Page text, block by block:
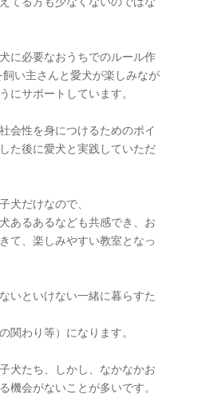
に必要なおうちでのルール作
い主さんと愛犬が楽しみなが
にサポートしています。
会性を身につけるためのポイ
た後に愛犬と実践していただ
犬だけなので、
あるあるなども共感でき、お
て、楽しみやすい教室となっ
いといけない一緒に暮らすた
関わり等）になります。
犬たち、しかし、なかなかお
機会がないことが多いです。